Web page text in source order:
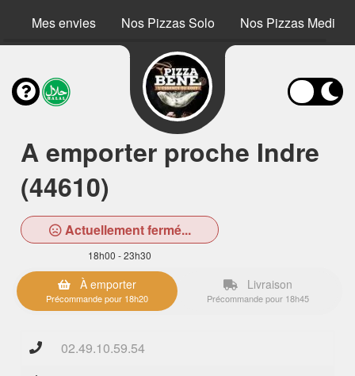
Mes envies Nos Pizzas Solo Nos Pizzas Medium
A emporter proche Indre
(44610)
Actuellement fermé...
18h00 - 23h30
À emporter
Précommande pour 18h20
Livraison
Précommande pour 18h45
02.49.10.59.54